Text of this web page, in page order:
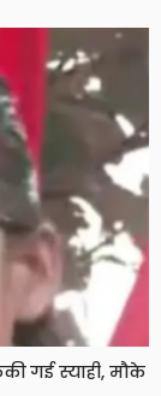
गई स्याही, मौके